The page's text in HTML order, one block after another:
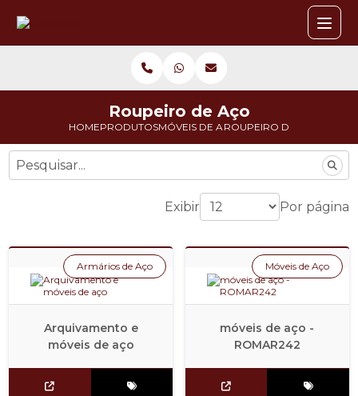
HOMEPRODUTOSMÓVEIS DE AÇOROUPEIRO DE AÇO
Roupeiro de Aço
Exibir Por página
Arquivamento e
móveis de aço
Armários de Aço
móveis de aço -
ROMAR242
Móveis de Aço